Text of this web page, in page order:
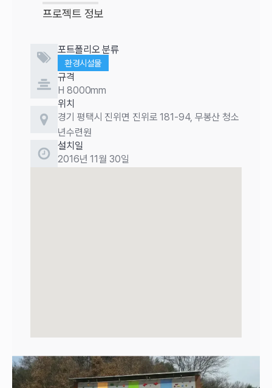
프로젝트 정보
포트폴리오 분류
환경시설물
규격
H 8000mm
위치
경기 평택시 진위면 진위로 181-94, 무봉산 청소
년수련원
설치일
2016년 11월 30일